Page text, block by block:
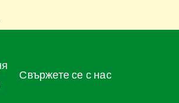
Свържете се с нас